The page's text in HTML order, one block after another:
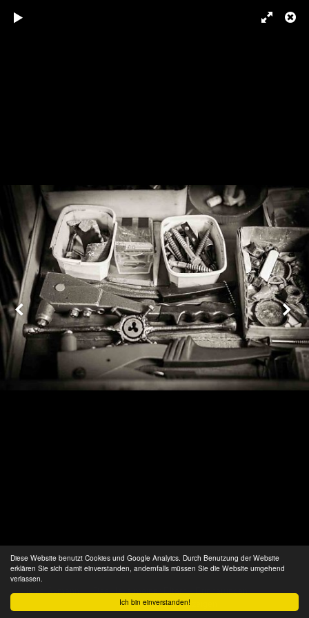
Ich bin einverstanden!
Diese Website benutzt Cookies und Google Analyics. Durch Benutzung der Website
erklären Sie sich damit einverstanden, andernfalls müssen Sie die Website umgehend
verlassen.
Heiko Symann/Das Haus meiner Eltern - Erinnerungen/ 21 von
28Bildunterschrift anzeigen